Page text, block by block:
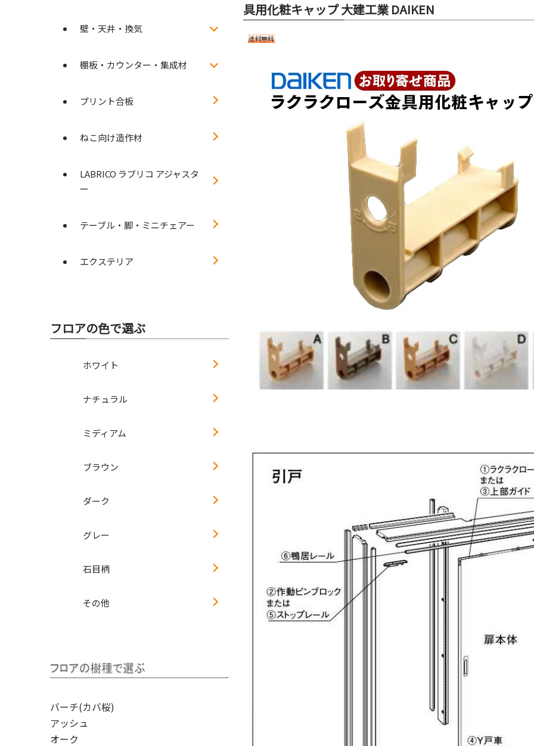
具用化粧キャップ 大建工業 DAIKEN
壁・天井・換気
棚板・カウンター・集成材
プリント合板
ねこ向け造作材
LABRICO ラブリコ アジャスタ
ー
テーブル・脚・ミニチェアー
エクステリア
フロアの色で選ぶ
ホワイト
ナチュラル
ミディアム
ブラウン
ダーク
グレー
石目柄
その他
バーチ(カバ桜)
アッシュ
オーク